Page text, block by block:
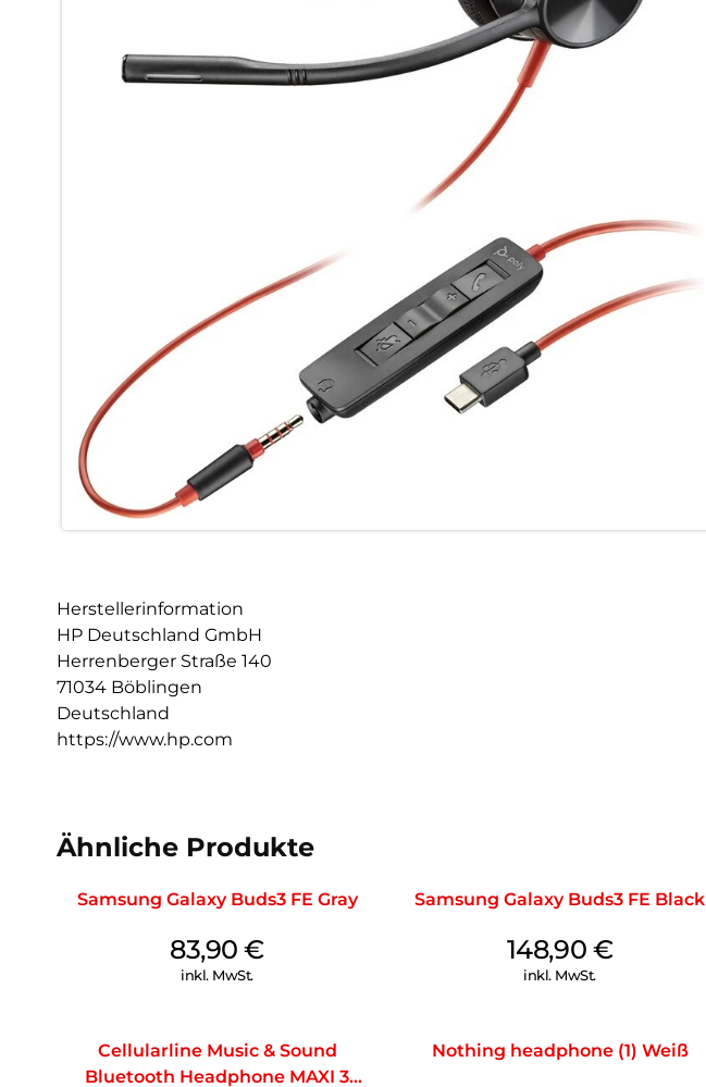
Herstellerinformation
HP Deutschland GmbH
Herrenberger Straße 140
71034 Böblingen
Deutschland
https://www.hp.com
Ähnliche Produkte
Samsung Galaxy Buds3 FE Gray
83,90€
inkl. MwSt.
Samsung Galaxy Buds3 FE Black
148,90 €
inkl. MwSt.
Cellularline Music & Sound
Bluetooth Headphone MAXI 3
Nothing headphone (1) Weiß